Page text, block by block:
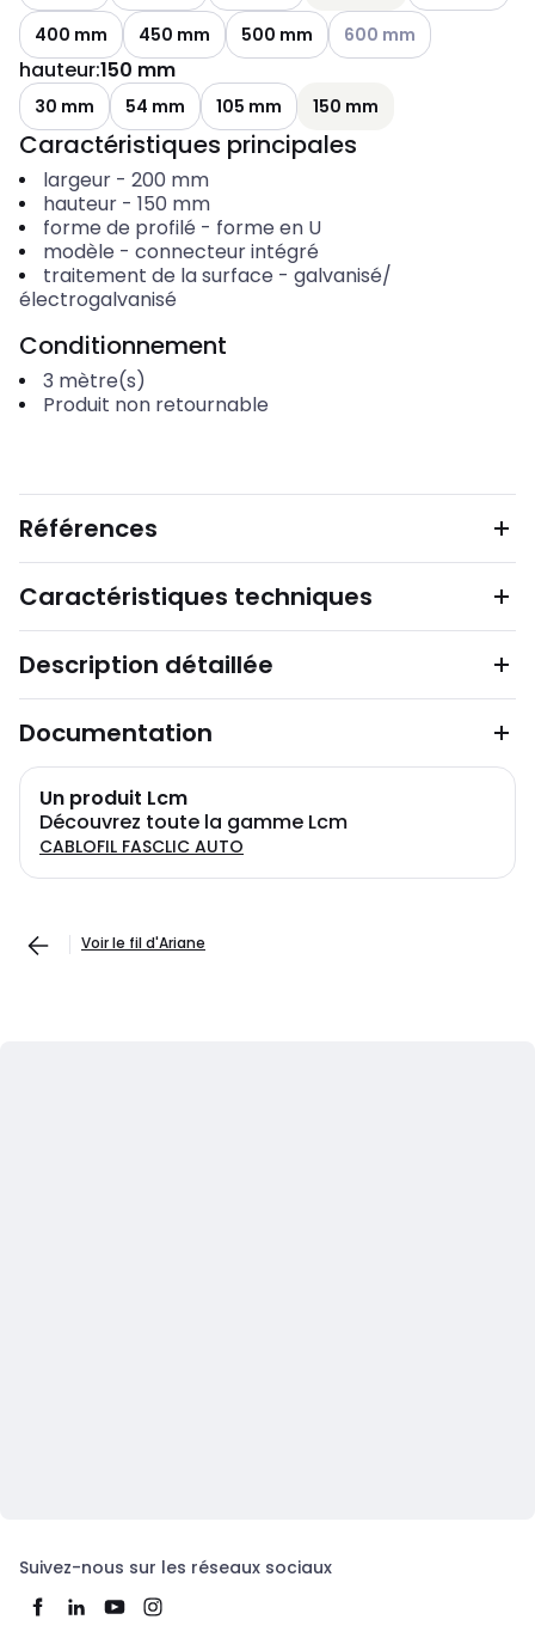
400 mm
450 mm 500 mm Voir les options
600 mm
hauteur:150 mm
30 mm 54 mm 105 mm 150 mm
Caractéristiques principales
largeur- 200 mm
hauteur- 150 mm
forme de profilé - forme en U
modèle - connecteur intégré
traitement de la surface - galvanisé/
électrogalvanisé
Conditionnement
3 mètre(s)
Produit non retournable
Références
Caractéristiques techniques
Description détaillée
Documentation
Un produit Lcm
Découvrez toute la gamme Lcm
CABLOFIL FASCLIC AUTO
Voir le fil d'Ariane
Suivez-nous sur les réseaux sociaux